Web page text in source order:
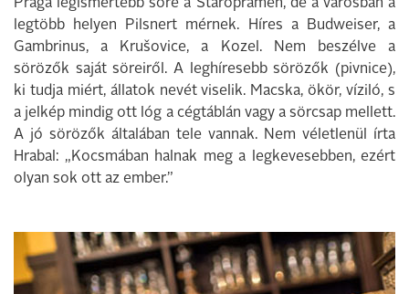
Prága legismertebb söre a Staropramen, de a városban a
legtöbb helyen Pilsnert mérnek. Híres a Budweiser, a
Gambrinus, a Krušovice, a Kozel. Nem beszélve a
sörözők saját söreiről. A leghíresebb sörözők (pivnice),
ki tudja miért, állatok nevét viselik. Macska, ökör, víziló, s
a jelkép mindig ott lóg a cégtáblán vagy a sörcsap mellett.
A jó sörözők általában tele vannak. Nem véletlenül írta
Hrabal: „Kocsmában halnak meg a legkevesebben, ezért
olyan sok ott az ember.”